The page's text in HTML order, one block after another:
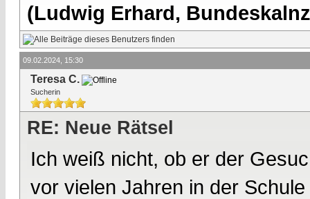
(Ludwig Erhard,
09.02.2024, 15:30
Teresa C.
Sucherin
RE: Neue Rätsel
Ich weiß nicht, ob er der
vor vielen Jahren in der